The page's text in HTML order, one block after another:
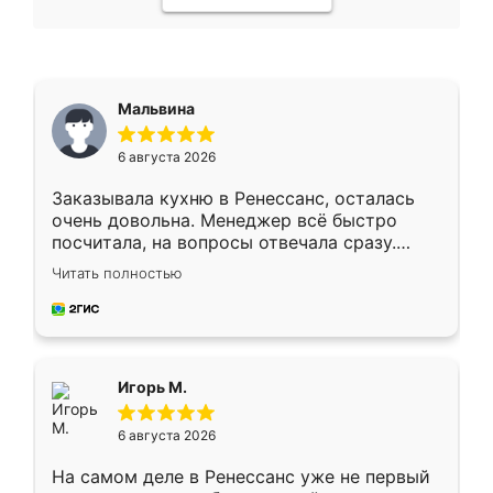
Мальвина
6 августа 2026
Заказывала кухню в Ренессанс, осталась
очень довольна. Менеджер всё быстро
посчитала, на вопросы отвечала сразу.
Замерщик приехал в субботу, подошёл к
делу со всей ответственностью. Собрали
за день, ребята работали аккуратно, даже
Читать полностью
Игорь М.
6 августа 2026
На самом деле в Ренессанс уже не первый